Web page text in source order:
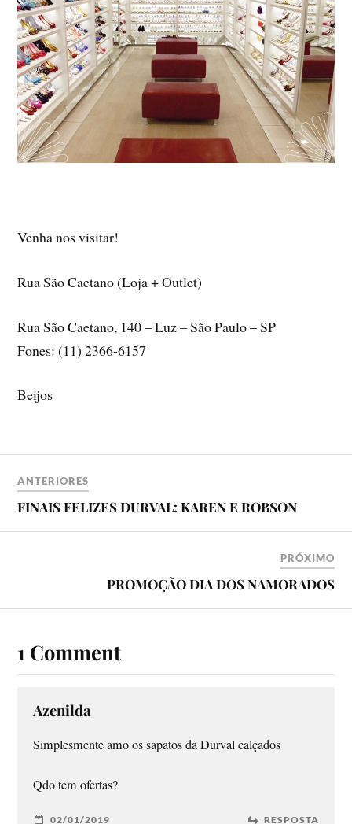
Venha nos visitar!
Rua São Caetano (Loja + Outlet)
Rua São Caetano, 140 – Luz – São Paulo – SP
Fones: (11) 2366-6157
Beijos
ANTERIORES
FINAIS FELIZES DURVAL: KAREN E ROBSON
PRÓXIMO
PROMOÇÃO DIA DOS NAMORADOS
1 Comment
Azenilda
Simplesmente amo os sapatos da Durval calçados
Qdo tem ofertas?
02/01/2019 RESPOSTA